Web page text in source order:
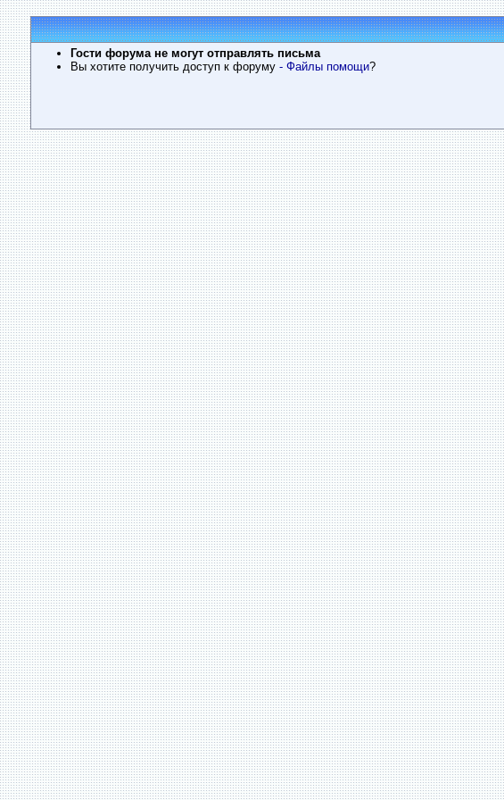
Гости форума не могут отправлять письма
Вы хотите получить доступ к форуму - Файлы помощи?